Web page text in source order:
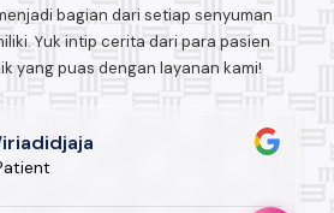
bagian dari setiap senyuman
Yuk intip cerita dari para pasien
yang puas dengan layanan kami!